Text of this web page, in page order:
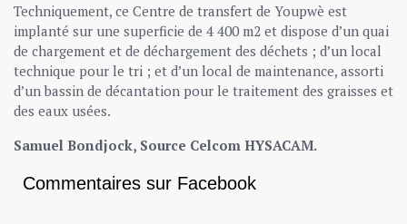
Techniquement, ce Centre de transfert de Youpwè est
implanté sur une superficie de 4 400 m2 et dispose d’un quai
de chargement et de déchargement des déchets ; d’un local
technique pour le tri ; et d’un local de maintenance, assorti
d’un bassin de décantation pour le traitement des graisses et
des eaux usées.
Samuel Bondjock, Source Celcom HYSACAM.
Commentaires sur Facebook